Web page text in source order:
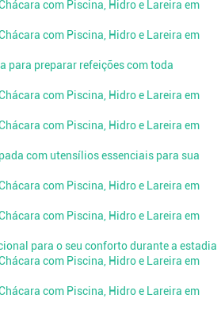
para preparar refeições com toda
com utensílios essenciais para sua
para o seu conforto durante a estadia